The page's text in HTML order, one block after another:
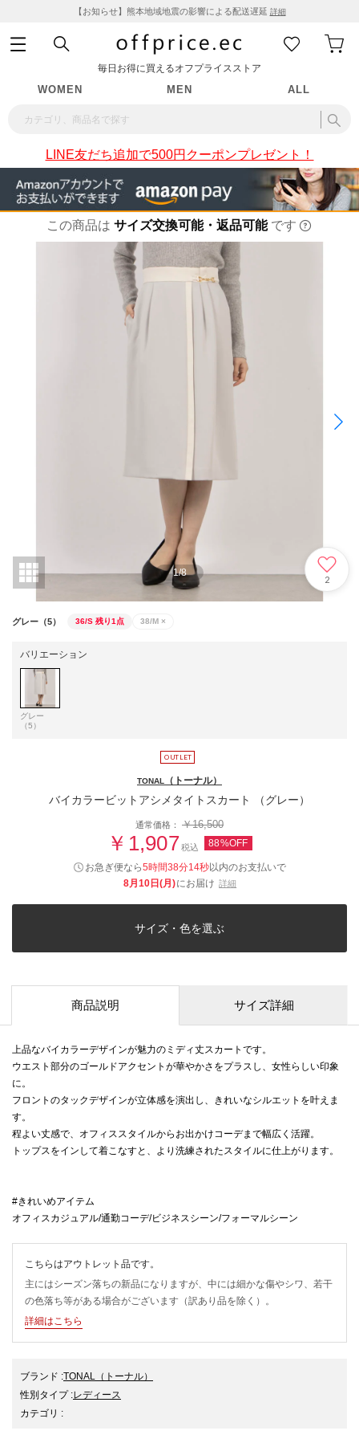
【お知らせ】熊本地域地震の影響による配送遅延 詳細
毎日お得に買えるオフプライスストア
WOMEN MEN ALL
LINE友だち追加で500円クーポンプレゼント！
この商品は サイズ交換可能・返品可能 です
1/8
2
グレー（5） 36/S 残り1点 38/M ×
バリエーション
グレー
（5）
TONAL （トーナル）
バイカラービットアシメタイトスカート （グレー）
通常価格： ￥16,500
￥1,907税込 88%OFF
お急ぎ便なら5時間38分14秒以内のお支払いで
8月10日(月)にお届け 詳細
サイズ・色を選ぶ
商品説明 サイズ詳細
上品なバイカラーデザインが魅力のミディ丈スカートです。
ウエスト部分のゴールドアクセントが華やかさをプラスし、女性らしい印象
に。
フロントのタックデザインが立体感を演出し、きれいなシルエットを叶えま
す。
程よい丈感で、オフィススタイルからお出かけコーデまで幅広く活躍。
トップスをインして着こなすと、より洗練されたスタイルに仕上がります。
#きれいめアイテム
オフィスカジュアル/通勤コーデ/ビジネスシーン/フォーマルシーン
こちらはアウトレット品です。
主にはシーズン落ちの新品になりますが、中には細かな傷やシワ、若干
の色落ち等がある場合がございます（訳あり品を除く）。
詳細はこちら
ブランド :TONAL （トーナル）
性別タイプ:レディース
カテゴリ :